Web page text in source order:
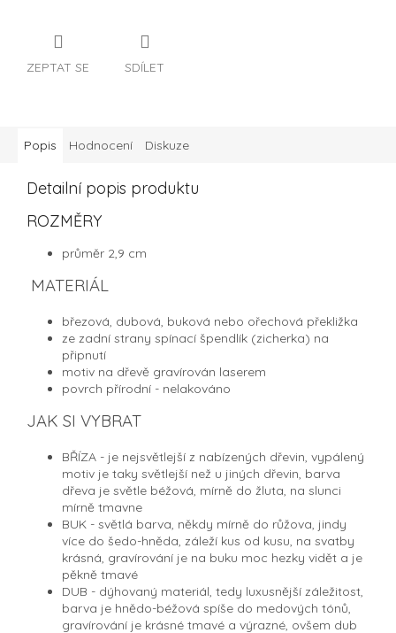
ZEPTAT SE SDÍLET
Popis Hodnocení Diskuze
Detailní popis produktu
ROZMĚRY
průměr 2,9 cm
MATERIÁL
březová, dubová, buková nebo ořechová překližka
ze zadní strany spínací špendlík (zicherka) na
připnutí
motiv na dřevě gravírován laserem
povrch přírodní - nelakováno
JAK SI VYBRAT
BŘÍZA - je nejsvětlejší z nabízených dřevin, vypálený
motiv je taky světlejší než u jiných dřevin, barva
dřeva je světle béžová, mírně do žluta, na slunci
mírně tmavne
BUK - světlá barva, někdy mírně do růžova, jindy
více do šedo-hněda, záleží kus od kusu, na svatby
krásná, gravírování je na buku moc hezky vidět a je
pěkně tmavé
DUB - dýhovaný materiál, tedy luxusnější záležitost,
barva je hnědo-béžová spíše do medových tónů,
gravírování je krásné tmavé a výrazné, ovšem dub